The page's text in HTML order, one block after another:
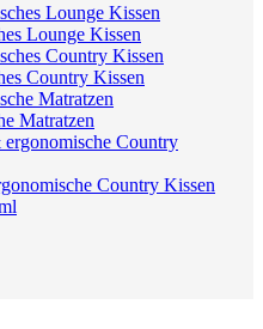
Lounge Kissen
Country Kissen
Matratzen
Country Kissen